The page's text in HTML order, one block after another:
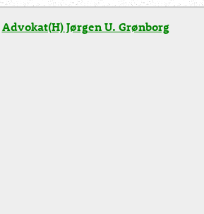
Advokat(H) Jørgen U. Grønborg